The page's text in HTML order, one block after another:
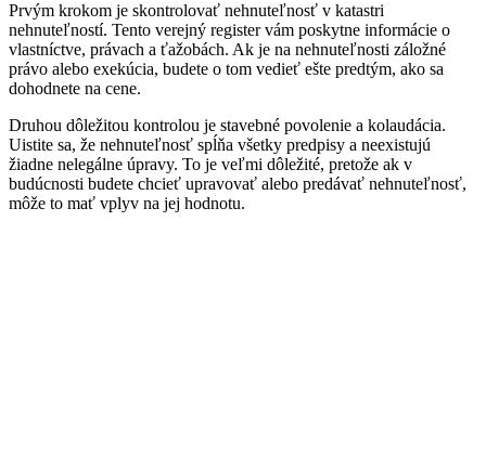
Prvým krokom je skontrolovať nehnuteľnosť v katastri
nehnuteľností. Tento verejný register vám poskytne informácie o
vlastníctve, právach a ťažobách. Ak je na nehnuteľnosti záložné
právo alebo exekúcia, budete o tom vedieť ešte predtým, ako sa
dohodnete na cene.
Druhou dôležitou kontrolou je stavebné povolenie a kolaudácia.
Uistite sa, že nehnuteľnosť spĺňa všetky predpisy a neexistujú
žiadne nelegálne úpravy. To je veľmi dôležité, pretože ak v
budúcnosti budete chcieť upravovať alebo predávať nehnuteľnosť,
môže to mať vplyv na jej hodnotu.